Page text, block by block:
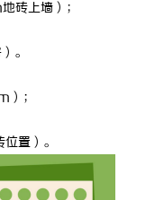
地砖上墙）；
。
）；
置）。